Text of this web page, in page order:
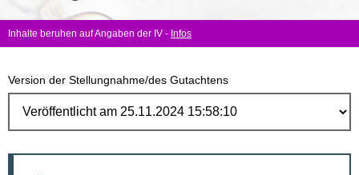
Inhalte beruhen auf Angaben der IV - Infos
Version der Stellungnahme/des Gutachtens